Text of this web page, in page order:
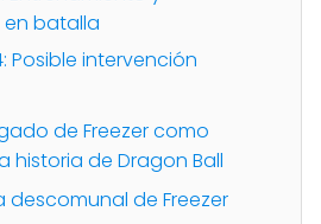
en batalla
Posible intervención
de Freezer como
historia de Dragon Ball
descomunal de Freezer